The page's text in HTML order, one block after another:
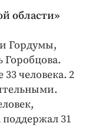
области»
Гордумы,
Горобцова.
человека. 2
31